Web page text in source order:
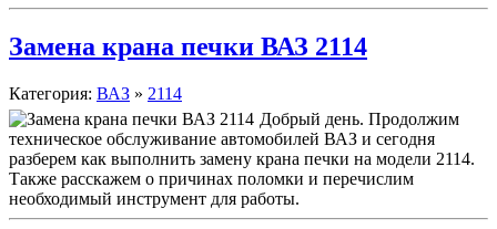
Замена крана печки ВАЗ 2114
Категория: ВАЗ » 2114
Добрый день. Продолжим
техническое обслуживание автомобилей ВАЗ и сегодня
разберем как выполнить замену крана печки на модели 2114.
Также расскажем о причинах поломки и перечислим
необходимый инструмент для работы.